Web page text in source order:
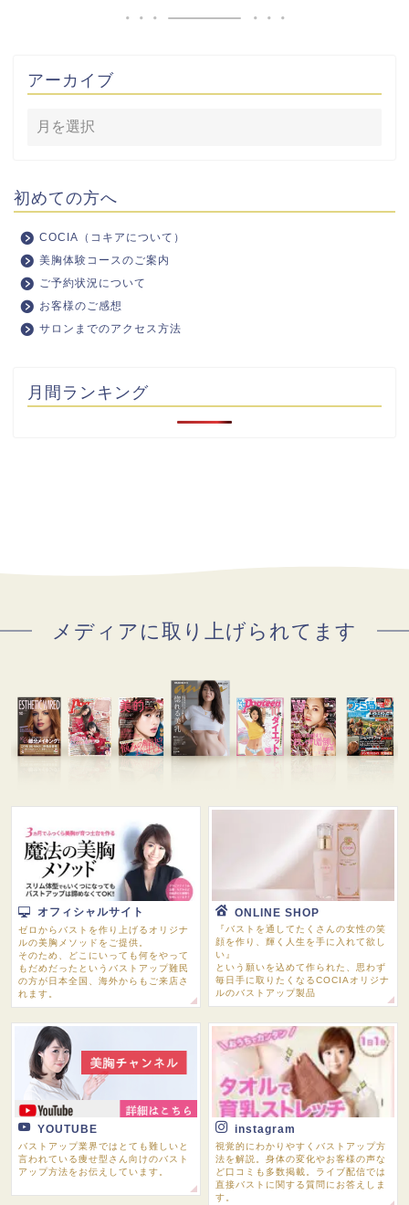
アーカイブ
初めての方へ
COCIA（コキアについて）
美胸体験コースのご案内
ご予約状況について
お客様のご感想
サロンまでのアクセス方法
月間ランキング
メディアに取り上げられてます
オフィシャルサイト
ゼロからバストを作り上げるオリジナ
ルの美胸メソッドをご提供。
そのため、どこにいっても何をやって
もだめだったというバストアップ難民
の方が日本全国、海外からもご来店さ
れます。
ONLINE SHOP
『バストを通してたくさんの女性の笑
顔を作り、輝く人生を手に入れて欲し
い』
という願いを込めて作られた、思わず
毎日手に取りたくなるCOCIAオリジナ
ルのバストアップ製品
YOUTUBE
バストアップ業界ではとても難しいと
言われている痩せ型さん向けのバスト
アップ方法をお伝えしています。
instagram
視覚的にわかりやすくバストアップ方
法を解説。身体の変化やお客様の声な
ど口コミも多数掲載。ライブ配信では
直接バストに関する質問にお答えしま
す。